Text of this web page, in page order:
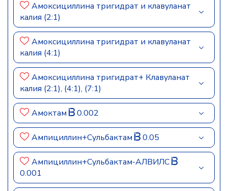
Амоксициллина тригидрат и клавуланат
калия (2:1)
Амоксициллина тригидрат и клавуланат
калия (4:1)
Амоксициллина тригидрат+ Клавуланат
калия (2:1), (4:1), (7:1)
Амоктам 0.002
Ампициллин+Сульбактам 0.05
Ампициллин+Сульбактам-АЛВИЛС
0.001